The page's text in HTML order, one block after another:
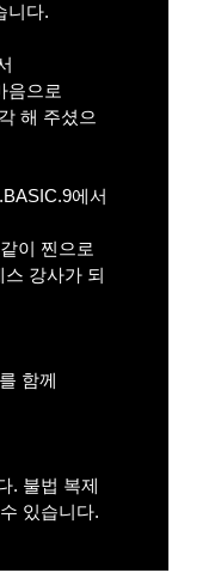
니다.
음으로
해 주셨으
에서
이 찐으로
스 강사가 되
함께
. 불법 복제
있습니다.